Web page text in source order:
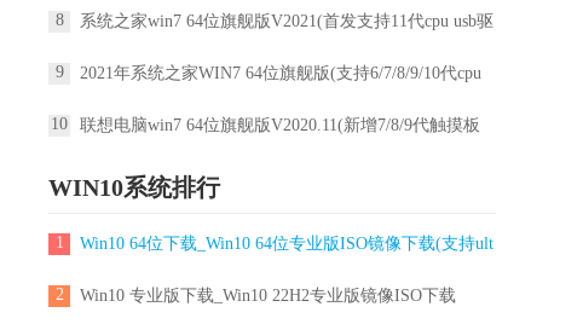
8 系统之家win7 64位旗舰版V2021(首发支持11代cpu usb驱
9 2021年系统之家WIN7 64位旗舰版(支持6/7/8/9/10代cpu
10 联想电脑win7 64位旗舰版V2020.11(新增7/8/9代触摸板
WIN10系统排行
1 Win10 64位下载_Win10 64位专业版ISO镜像下载(支持ult
2 Win10 专业版下载_Win10 22H2专业版镜像ISO下载